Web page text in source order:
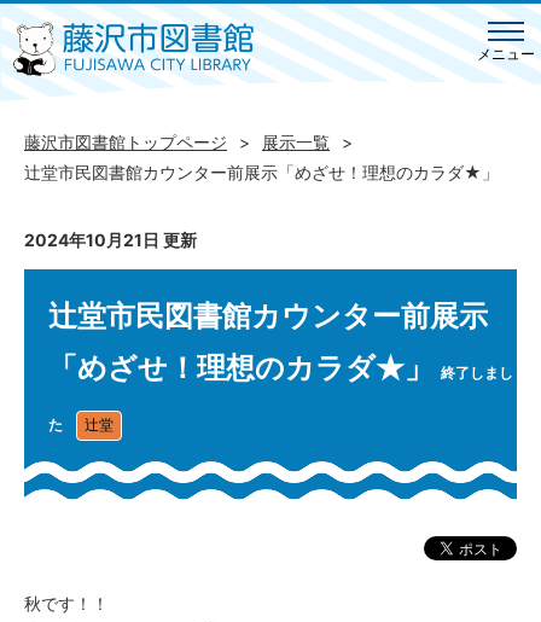
メニュー
藤沢市図書館トップページ
展示一覧
辻堂市民図書館カウンター前展示「めざせ！理想のカラダ★」
2024年10月21日 更新
辻堂市民図書館カウンター前展示
「めざせ！理想のカラダ★」
終了しまし
た 辻堂
秋です！！